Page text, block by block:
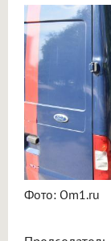
Фото: Om1.ru